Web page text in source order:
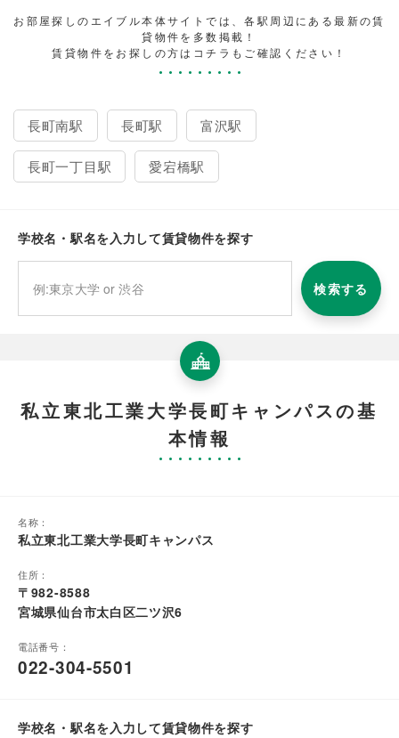
お部屋探しのエイブル本体サイトでは、各駅周辺にある最新の賃
貸物件を多数掲載！
賃貸物件をお探しの方はコチラもご確認ください！
長町南駅 長町駅 富沢駅
長町一丁目駅 愛宕橋駅
学校名・駅名を入力して賃貸物件を探す
検索する
私立東北工業大学長町キャンパスの基
本情報
名称：
私立東北工業大学長町キャンパス
住所：
〒982-8588
宮城県仙台市太白区二ツ沢6
電話番号：
022-304-5501
学校名・駅名を入力して賃貸物件を探す